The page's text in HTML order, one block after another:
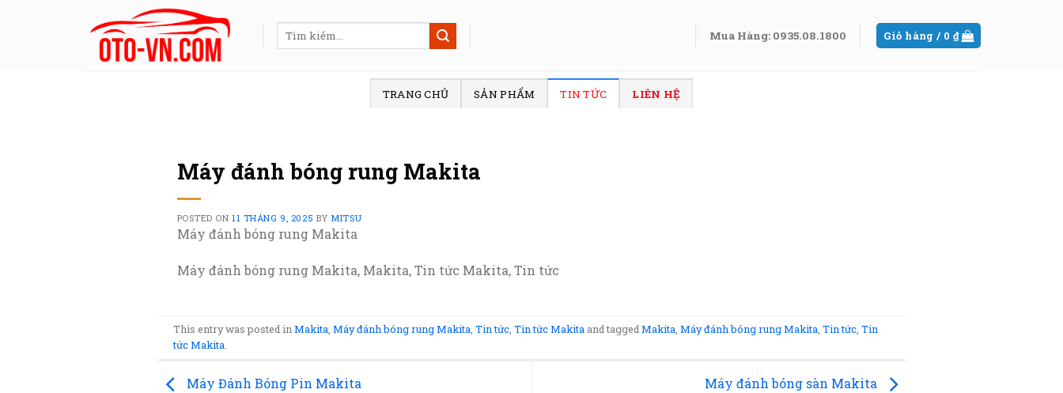
Tìm
kiếm:
Mua Hàng: 0935.08.1800 Giỏ hàng / 0 ₫
TRANG CHỦ SẢN PHẨM TIN TỨC LIÊN HỆ
Máy đánh bóng rung Makita
POSTED ON11 THÁNG 9, 2025 BY MITSU
Máy đánh bóng rung Makita
Máy đánh bóng rung Makita, Makita, Tin tức Makita, Tin tức
This entry was posted in Makita Máy đánh bóng rung Makita Tin tức, Tin tức Makita and tagged Makita Máy đánh bóng rung Makita Tin tức, Tin
tức Makita
Máy Đánh Bóng Pin Makita Máy đánh bóng sàn Makita